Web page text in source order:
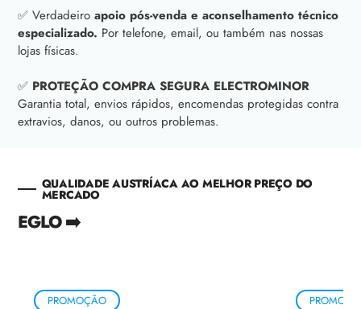
✅ Verdadeiro apoio pós-venda e aconselhamento técnico
especializado. Por telefone, email, ou também nas nossas
lojas físicas.
✅ PROTEÇÃO COMPRA SEGURA ELECTROMINOR
Garantia total, envios rápidos, encomendas protegidas contra
extravios, danos, ou outros problemas.
QUALIDADE AUSTRÍACA AO MELHOR PREÇO DO
MERCADO
EGLO ➡️
PROMOÇÃO